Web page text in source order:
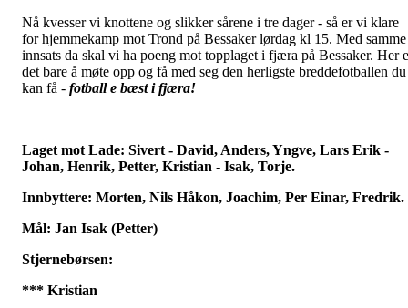
Nå kvesser vi knottene og slikker sårene i tre dager - så er vi klare
for hjemmekamp mot Trond på Bessaker lørdag kl 15. Med samme
innsats da skal vi ha poeng mot topplaget i fjæra på Bessaker. Her
det bare å møte opp og få med seg den herligste breddefotballen du
kan få - fotball e bæst i fjæra!
Laget mot Lade: Sivert - David, Anders, Yngve, Lars Erik -
Johan, Henrik, Petter, Kristian - Isak, Torje.
Innbyttere: Morten, Nils Håkon, Joachim, Per Einar, Fredrik.
Mål: Jan Isak (Petter)
Stjernebørsen:
*** Kristian